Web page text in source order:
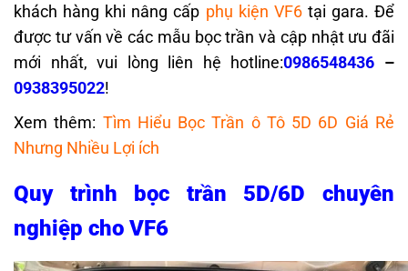
khách hàng khi nâng cấp phụ kiện VF6 tại gara. Để
được tư vấn về các mẫu bọc trần và cập nhật ưu đãi
mới nhất, vui lòng liên hệ hotline:0986548436 –
0938395022!
Xem thêm: Tìm Hiểu Bọc Trần ô Tô 5D 6D Giá Rẻ
Nhưng Nhiều Lợi ích
Quy trình bọc trần 5D/6D chuyên
nghiệp cho VF6